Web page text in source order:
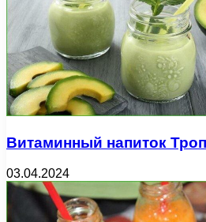
Витаминный напиток
03.04.2024